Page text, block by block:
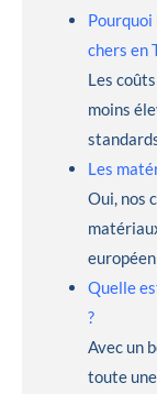
chers en
Les
moins
Les
Oui, nos
Quelle
?
Avec un
toute